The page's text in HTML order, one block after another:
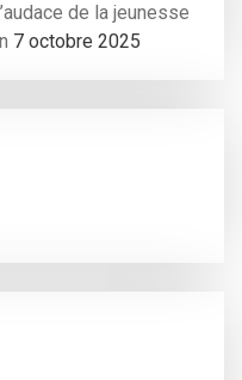
de la jeunesse
7 octobre 2025